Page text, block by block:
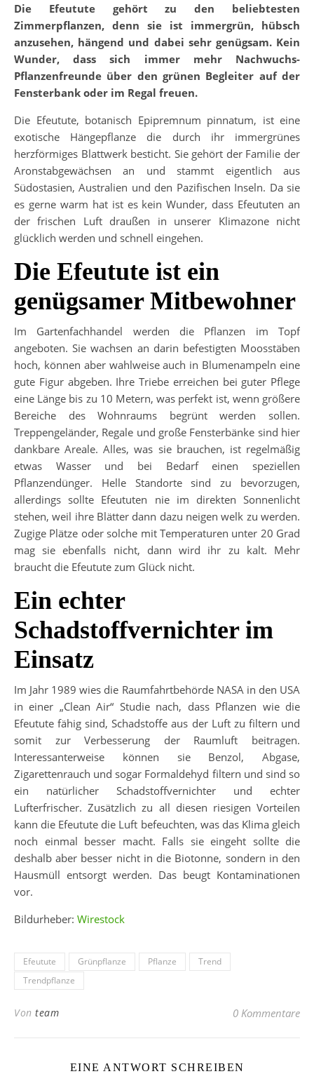
Die Efeutute gehört zu den beliebtesten
Zimmerpflanzen, denn sie ist immergrün, hübsch
anzusehen, hängend und dabei sehr genügsam. Kein
Wunder, dass sich immer mehr Nachwuchs-
Pflanzenfreunde über den grünen Begleiter auf der
Fensterbank oder im Regal freuen.
Die Efeutute, botanisch Epipremnum pinnatum, ist eine
exotische Hängepflanze die durch ihr immergrünes
herzförmiges Blattwerk besticht. Sie gehört der Familie der
Aronstabgewächsen an und stammt eigentlich aus
Südostasien, Australien und den Pazifischen Inseln. Da sie
es gerne warm hat ist es kein Wunder, dass Efeututen an
der frischen Luft draußen in unserer Klimazone nicht
glücklich werden und schnell eingehen.
Die Efeutute ist ein
genügsamer Mitbewohner
Im Gartenfachhandel werden die Pflanzen im Topf
angeboten. Sie wachsen an darin befestigten Moosstäben
hoch, können aber wahlweise auch in Blumenampeln eine
gute Figur abgeben. Ihre Triebe erreichen bei guter Pflege
eine Länge bis zu 10 Metern, was perfekt ist, wenn größere
Bereiche des Wohnraums begrünt werden sollen.
Treppengeländer, Regale und große Fensterbänke sind hier
dankbare Areale. Alles, was sie brauchen, ist regelmäßig
etwas Wasser und bei Bedarf einen speziellen
Pflanzendünger. Helle Standorte sind zu bevorzugen,
allerdings sollte Efeututen nie im direkten Sonnenlicht
stehen, weil ihre Blätter dann dazu neigen welk zu werden.
Zugige Plätze oder solche mit Temperaturen unter 20 Grad
mag sie ebenfalls nicht, dann wird ihr zu kalt. Mehr
braucht die Efeutute zum Glück nicht.
Ein echter
Schadstoffvernichter im
Einsatz
Im Jahr 1989 wies die Raumfahrtbehörde NASA in den USA
in einer „Clean Air“ Studie nach, dass Pflanzen wie die
Efeutute fähig sind, Schadstoffe aus der Luft zu filtern und
somit zur Verbesserung der Raumluft beitragen.
Interessanterweise können sie Benzol, Abgase,
Zigarettenrauch und sogar Formaldehyd filtern und sind so
ein natürlicher Schadstoffvernichter und echter
Lufterfrischer. Zusätzlich zu all diesen riesigen Vorteilen
kann die Efeutute die Luft befeuchten, was das Klima gleich
noch einmal besser macht. Falls sie eingeht sollte die
deshalb aber besser nicht in die Biotonne, sondern in den
Hausmüll entsorgt werden. Das beugt Kontaminationen
vor.
Bildurheber: Wirestock
Efeutute Grünpflanze Pflanze
Trend
Trendpflanze
Von team 0 Kommentare
EINE ANTWORT SCHREIBEN